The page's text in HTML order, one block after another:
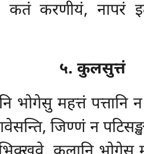
कतं करणीयं, नापरं
५. कुलसुत्तं
महत्तं पत्तानि न
जिण्णं न